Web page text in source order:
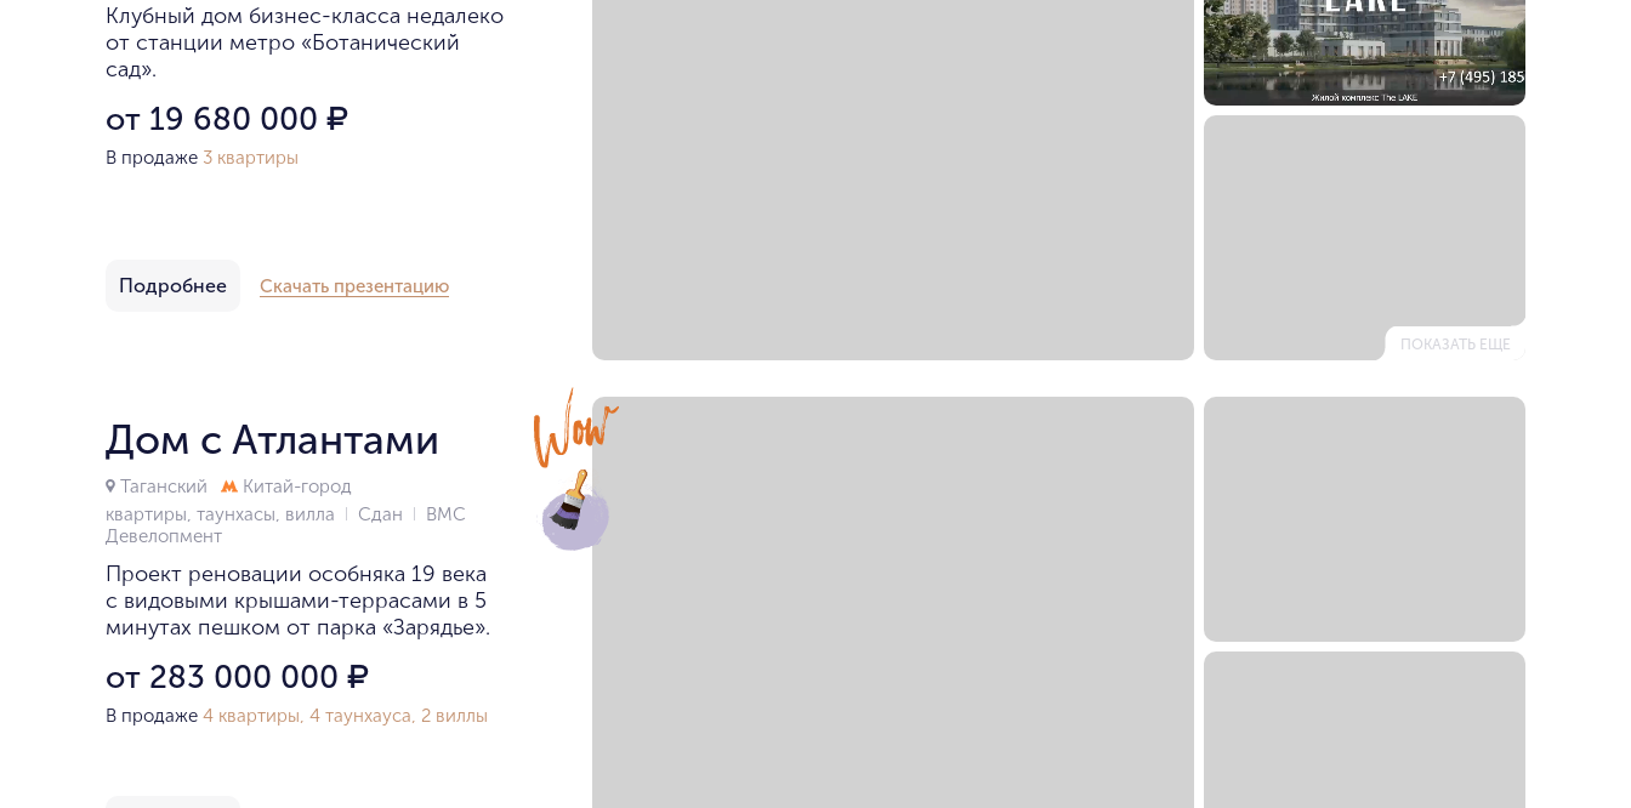
Клубный дом бизнес-класса недалеко
от станции метро «Ботанический
сад».
от 19 680 000 ₽
В продаже 3 квартиры
Подробнее Скачать презентацию
ПОКАЗАТЬ ЕЩЕ
Дом с Атлантами
Таганский
Китай-город
квартиры, таунхасы, вилла
Сдан
ВМС
Девелопмент
Проект реновации особняка 19 века
с видовыми крышами-террасами в 5
минутах пешком от парка «Зарядье».
от 283 000 000 ₽
В продаже 4 квартиры, 4 таунхауса, 2 виллы